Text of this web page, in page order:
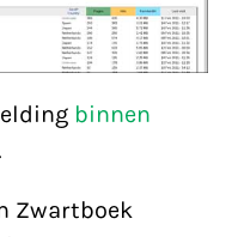
binnen
Zwartboek